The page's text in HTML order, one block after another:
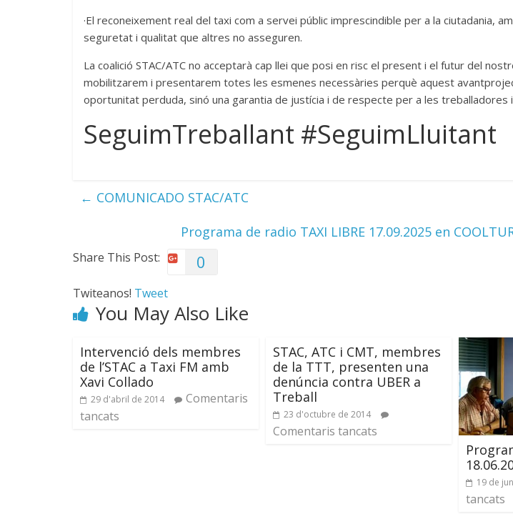
·El reconeixement real del taxi com a servei públic imprescindible per a la ciutadania,
seguretat i qualitat que altres no asseguren.
La coalició STAC/ATC no acceptarà cap llei que posi en risc el present i el futur del
mobilitzarem i presentarem totes les esmenes necessàries perquè aquest
oportunitat perduda, sinó una garantia de justícia i de respecte per a les treballadores
SeguimTreballant #SeguimLluitant
← COMUNICADO STAC/ATC
Programa de radio TAXI LIBRE 17.09.2025 en
Share This Post: 0
Twiteanos! Tweet
You May Also Like
Intervenció dels membres
de l’STAC a Taxi FM amb
Xavi Collado
29 d'abril de 2014
Comentaris
tancats
STAC, ATC i CMT, membres
de la TTT, presenten una
denúncia contra UBER a
Treball
23 d'octubre de 2014
Comentaris tancats
19 de
tancats